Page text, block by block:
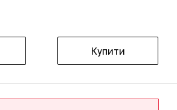
Купити